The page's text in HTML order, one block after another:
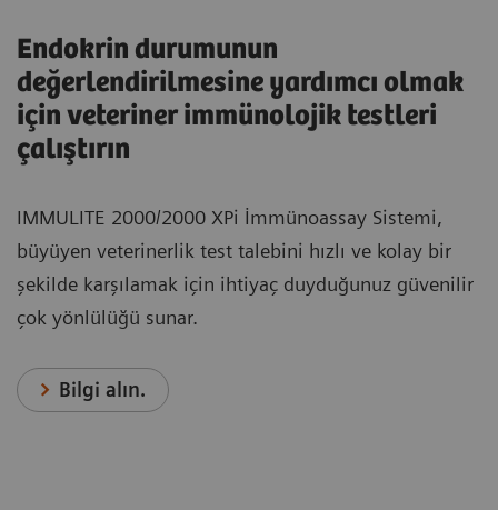
Endokrin durumunun
değerlendirilmesine yardımcı olmak
için veteriner immünolojik testleri
çalıştırın
IMMULITE 2000/2000 XPi İmmünoassay Sistemi,
büyüyen veterinerlik test talebini hızlı ve kolay bir
şekilde karşılamak için ihtiyaç duyduğunuz güvenilir
çok yönlülüğü sunar.
Bilgi alın.